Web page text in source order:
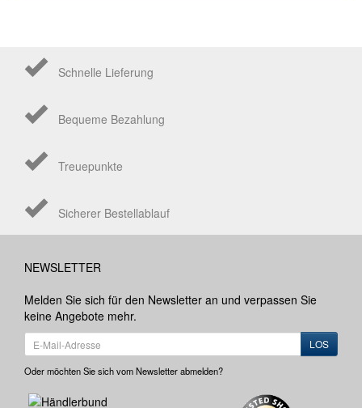
Schnelle Lieferung
Bequeme Bezahlung
Treuepunkte
Sicherer Bestellablauf
NEWSLETTER
Melden Sie sich für den Newsletter an und verpassen Sie
keine Angebote mehr.
LOS
Oder möchten Sie sich vom Newsletter abmelden?